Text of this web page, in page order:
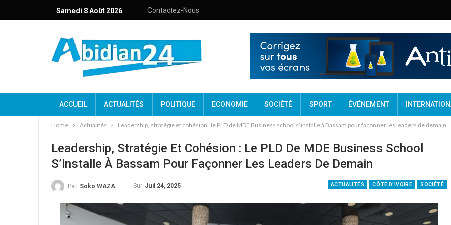
Samedi 8 Août 2026 Contactez-Nous
ACCUEIL ACTUALITÉS POLITIQUE ECONOMIE SOCIÉTÉ SPORT ÉVÉNEMENT
Home Actualités Leadership, stratégie et cohésion : le PLD de MDE Business school s’installe à Bassam pour façonner les leaders de demain
Leadership, Stratégie Et Cohésion : Le PLD De MDE Business School
S’installe À Bassam Pour Façonner Les Leaders De Demain
ACTUALITÉS CÔTE D'IVOIRE SOCIÉTÉ
Par Soko WAZA Sur Juil 24, 2025